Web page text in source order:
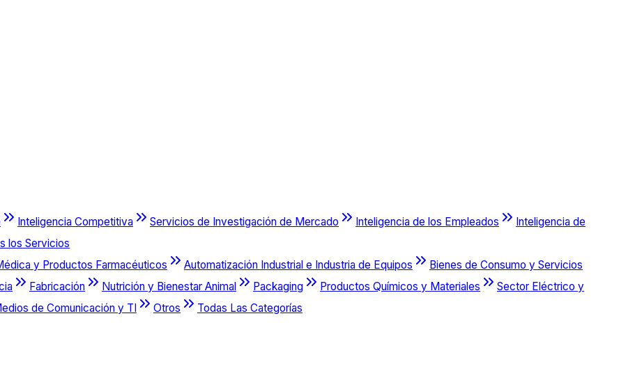
Inteligencia Competitiva Servicios de Investigación de Mercado Inteligencia de los Empleados
Inteligencia de
los Servicios
y Productos Farmacéuticos Automatización Industrial e Industria de Equipos
Bienes de Consumo y Servicios
Fabricación Nutrición y Bienestar Animal Packaging Productos Químicos y Materiales
Sector Eléctrico y
de Comunicación y TI Otros Todas Las Categorías